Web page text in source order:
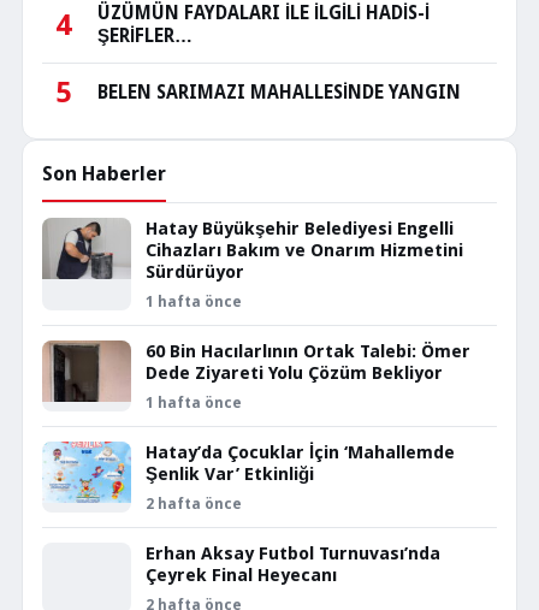
4
ÜZÜMÜN FAYDALARI İLE İLGİLİ HADİS-İ
ŞERİFLER…
5 BELEN SARIMAZI MAHALLESİNDE YANGIN
Son Haberler
Hatay Büyükşehir Belediyesi Engelli
Cihazları Bakım ve Onarım Hizmetini
Sürdürüyor
1 hafta önce
60 Bin Hacılarlının Ortak Talebi: Ömer
Dede Ziyareti Yolu Çözüm Bekliyor
1 hafta önce
Hatay’da Çocuklar İçin ‘Mahallemde
Şenlik Var’ Etkinliği
2 hafta önce
Erhan Aksay Futbol Turnuvası’nda
Çeyrek Final Heyecanı
2 hafta önce